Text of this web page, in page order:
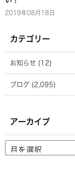
2019年08月18日
カテゴリー
お知らせ (12)
ブログ (2,095)
アーカイブ
ー